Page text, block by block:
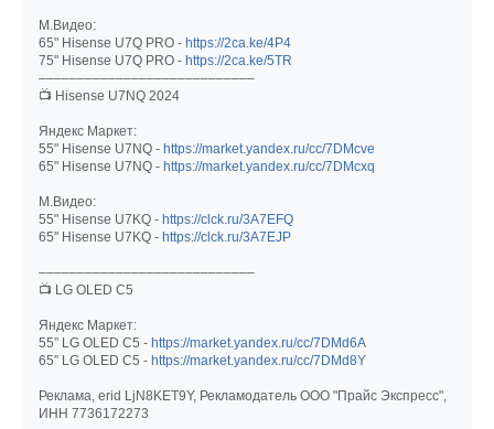
М.Видео:
65" Hisense U7Q PRO - https://2ca.ke/4P4
75" Hisense U7Q PRO - https://2ca.ke/5TR
––––––––––––––––––––––––––––
📺 Hisense U7NQ 2024
Яндекс Маркет:
55" Hisense U7NQ - https://market.yandex.ru/cc/7DMcve
65" Hisense U7NQ - https://market.yandex.ru/cc/7DMcxq
М.Видео:
55" Hisense U7KQ - https://clck.ru/3A7EFQ
65" Hisense U7KQ - https://clck.ru/3A7EJP
––––––––––––––––––––––––––––
📺 LG OLED C5
Яндекс Маркет:
55” LG OLED C5 - https://market.yandex.ru/cc/7DMd6A
65” LG OLED C5 - https://market.yandex.ru/cc/7DMd8Y
Реклама, erid LjN8KET9Y, Рекламодатель ООО "Прайс Экспресс",
ИНН 7736172273